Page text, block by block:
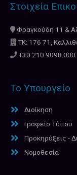
Στοιχεία
Φραγκούδη 11 &
ΤΚ: 176 71,
+30 210.9098.000
Το Υπουργείο
Διοίκηση
Γραφείο Τύπου
Προκηρύξεις -
Νομοθεσία